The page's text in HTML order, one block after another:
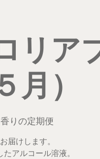
リア
月）
香りの定期便
届けします。
アルコール溶液。